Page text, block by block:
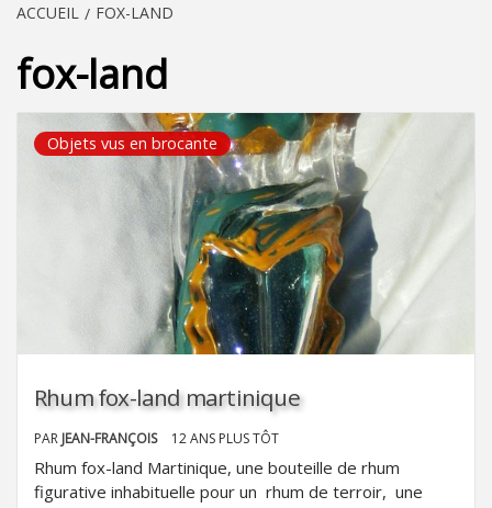
ACCUEIL FOX-LAND
fox-land
Objets vus en brocante
Rhum fox-land martinique
PAR JEAN-FRANÇOIS 12 ANS PLUS TÔT
Rhum fox-land Martinique, une bouteille de rhum
figurative inhabituelle pour un rhum de terroir, une